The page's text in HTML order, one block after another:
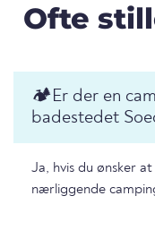
Ofte
🏕️️Er der en
badestedet
Ja, hvis du ønsker
nærliggende